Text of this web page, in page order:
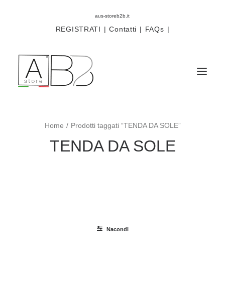
aus-storeb2b.it
REGISTRATI | Contatti | FAQs |
Home Prodotti taggati “TENDA DA SOLE”
TENDA DA SOLE
Nacondi